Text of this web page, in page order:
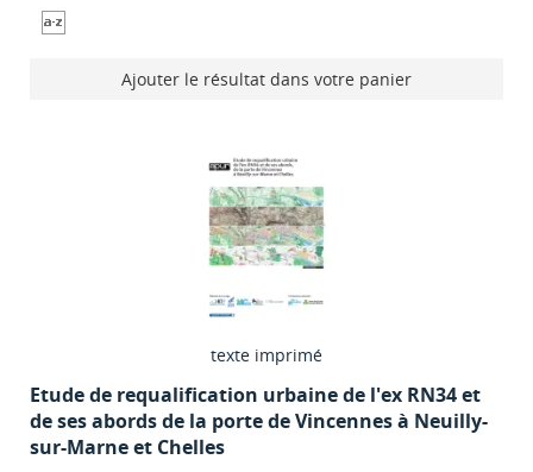
Ajouter le résultat dans votre panier
texte imprimé
Etude de requalification urbaine de l'ex RN34 et
de ses abords de la porte de Vincennes à Neuilly-
sur-Marne et Chelles